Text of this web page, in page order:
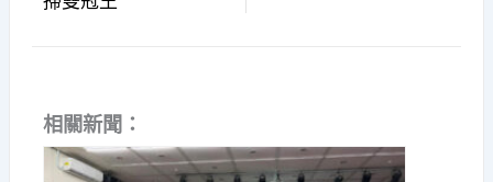
相關新聞：